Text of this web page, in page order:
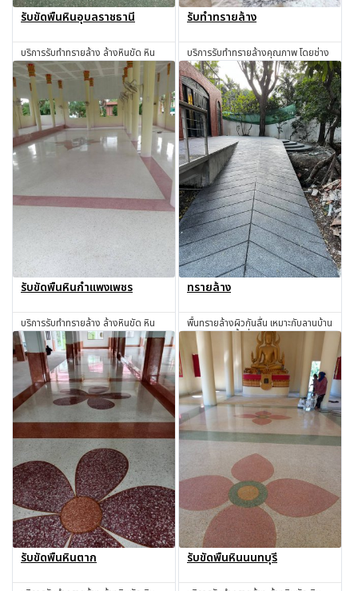
รับขัดพื้นหินอุบลราชธานี
บริการรับทำทรายล้าง ล้างหินขัด หิน
ล้าง ทรายล้าง ทำทรายล้าง ช่างทราย
ล้าง ช่างหินขัด รับทำหินขัด รับทำหิน
อ่อน รับเหมาทำทรายล้าง โดยช่างผู้มี
ประสบการณ์มากกว่า 30 ปี
อุบลราชธานี
สอบถาม
รับทำทรายล้าง
บริการรับทำทรายล้างคุณภาพ โดยช่าง
มีประสบการณ์ ใช้วัสดุได้มาตรฐาน
สอบถาม
รับขัดพื้นหินกำแพงเพชร
บริการรับทำทรายล้าง ล้างหินขัด หิน
ล้าง ทรายล้าง ทำทรายล้าง ช่างทราย
ล้าง ช่างหินขัด รับทำหินขัด รับทำหิน
อ่อน รับเหมาทำทรายล้าง โดยช่างผู้มี
ประสบการณ์มากกว่า 30 ปี
กำแพงเพชร
สอบถาม
ทรายล้าง
พื้นทรายล้างผิวกันลื่น เหมาะกับลานบ้าน
ทางเดิน และพื้นที่ภายนอก
สอบถาม
รับขัดพื้นหินตาก รับขัดพื้นหินนนทบุรี